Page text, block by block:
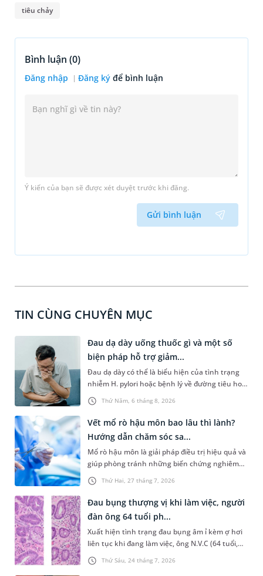
tiêu chảy
Bình luận (0)
Đăng nhập Đăng ký để bình luận
Ý kiến của bạn sẽ được xét duyệt trước khi đăng.
Gửi bình luận
TIN CÙNG CHUYÊN MỤC
Thứ Năm, 6 tháng 8, 2026
Đau dạ dày uống thuốc gì và một số
biện pháp hỗ trợ giảm...
Đau dạ dày có thể là biểu hiện của tình trạng
nhiễm H. pylori hoặc bệnh lý về đường tiêu hoá
khác. Dựa theo nguyên nhân cụ thể, bác sĩ sẽ
cân nhắc chỉ định phương pháp điều trị, loại
thuốc giảm đau phù hợp. Nếu chưa biết người
bị đau dạ dày uống thuốc gì, bạn đọc có thể
tham khảo thông tin trong bài viết sau.
Thứ Hai, 27 tháng 7, 2026
Vết mổ rò hậu môn bao lâu thì lành?
Hướng dẫn chăm sóc sa...
Mổ rò hậu môn là giải pháp điều trị hiệu quả và
giúp phòng tránh những biến chứng nghiêm
trọng do căn bệnh này gây ra. Người bệnh
thường khá lo lắng trước khi mổ và có chung
một thắc mắc là “vết mổ rò hậu môn bao lâu thì
lành”. Bài viết dưới đây là câu trả lời chi tiết và
một số hướng dẫn về cách cách sóc sau phẫu
thuật giúp người bệnh sớm hồi phục.
Thứ Sáu, 24 tháng 7, 2026
Đau bụng thượng vị khi làm việc, người
đàn ông 64 tuổi ph...
Xuất hiện tình trạng đau bụng âm ỉ kèm ợ hơi
liên tục khi đang làm việc, ông N.V.C (64 tuổi,
Hà Nội) đến bệnh viện thăm khám và bất ngờ
phát hiện khối u dạ dày tiền ung thư tiến triển